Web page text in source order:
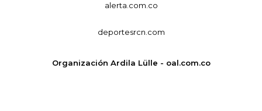
alerta.com.co
deportesrcn.com
Organización Ardila Lülle - oal.com.co